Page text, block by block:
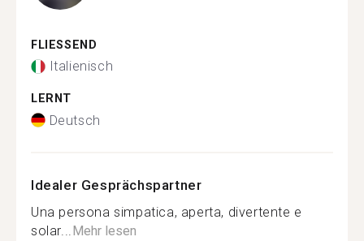
FLIESSEND
Italienisch
LERNT
Deutsch
Idealer Gesprächspartner
Una persona simpatica, aperta, divertente e
solar... Mehr lesen